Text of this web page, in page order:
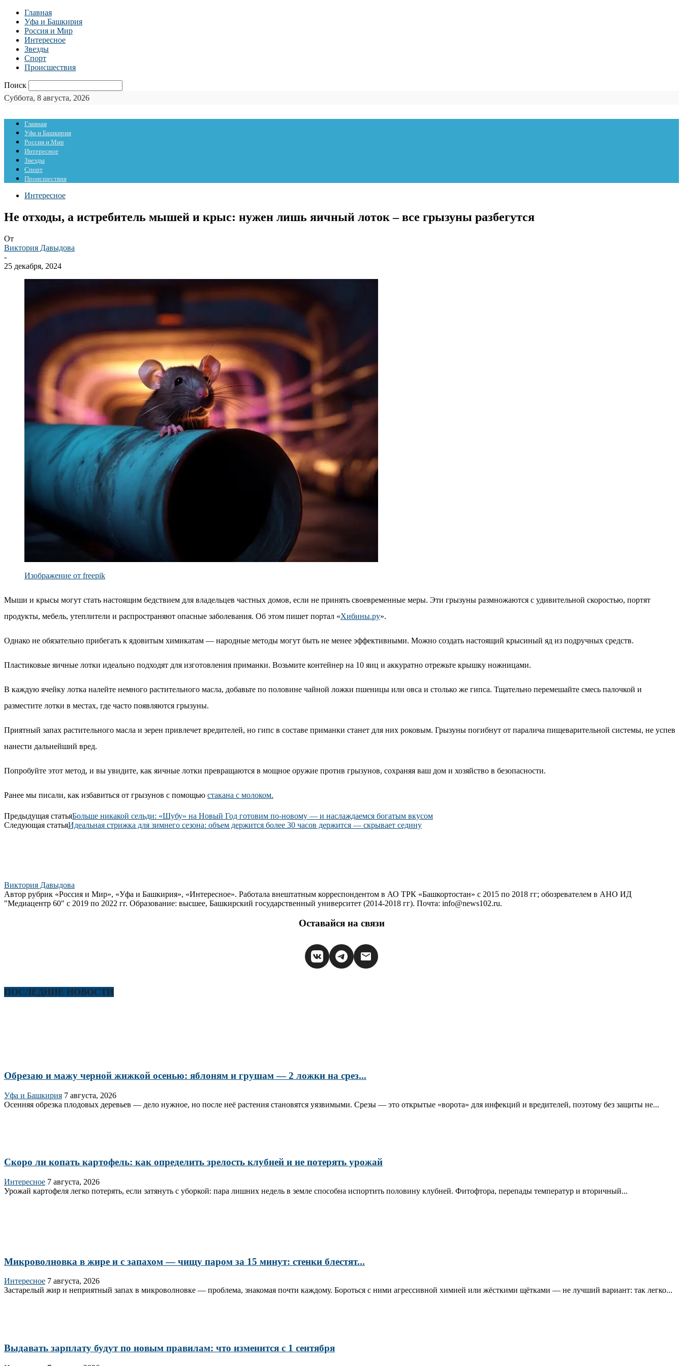
Главная
Уфа и Башкирия
Россия и Мир
Интересное
Звезды
Спорт
Происшествия
Поиск
Суббота, 8 августа, 2026
Главная
Уфа и Башкирия
Россия и Мир
Интересное
Звезды
Спорт
Происшествия
Интересное
Не отходы, а истребитель мышей и крыс: нужен лишь яичный лоток – все грызуны разбегутся
От
Виктория Давыдова
-
25 декабря, 2024
Изображение от freepik
Мыши и крысы могут стать настоящим бедствием для владельцев частных домов, если не принять своевременные меры. Эти грызуны размножаются с удивительной скоростью, портят
продукты, мебель, утеплители и распространяют опасные заболевания. Об этом пишет портал «Хибины.ру».
Однако не обязательно прибегать к ядовитым химикатам — народные методы могут быть не менее эффективными. Можно создать настоящий крысиный яд из подручных средств.
Пластиковые яичные лотки идеально подходят для изготовления приманки. Возьмите контейнер на 10 яиц и аккуратно отрежьте крышку ножницами.
В каждую ячейку лотка налейте немного растительного масла, добавьте по половине чайной ложки пшеницы или овса и столько же гипса. Тщательно перемешайте смесь палочкой и
разместите лотки в местах, где часто появляются грызуны.
Приятный запах растительного масла и зерен привлечет вредителей, но гипс в составе приманки станет для них роковым. Грызуны погибнут от паралича пищеварительной системы, не успев
нанести дальнейший вред.
Попробуйте этот метод, и вы увидите, как яичные лотки превращаются в мощное оружие против грызунов, сохраняя ваш дом и хозяйство в безопасности.
Ранее мы писали, как избавиться от грызунов с помощью стакана с молоком.
Предыдущая статьяБольше никакой сельди: «Шубу» на Новый Год готовим по-новому — и наслаждаемся богатым вкусом
Следующая статьяИдеальная стрижка для зимнего сезона: объем держится более 30 часов держится — скрывает седину
Виктория Давыдова
Автор рубрик «Россия и Мир», «Уфа и Башкирия», «Интересное». Работала внештатным корреспондентом в АО ТРК «Башкортостан» с 2015 по 2018 гг; обозревателем в АНО ИД
"Медиацентр 60" с 2019 по 2022 гг. Образование: высшее, Башкирский государственный университет (2014-2018 гг). Почта: info@news102.ru.
Оставайся на связи
ПОСЛЕДНИЕ НОВОСТИ
Обрезаю и мажу черной жижкой осенью: яблоням и грушам — 2 ложки на срез...
Уфа и Башкирия 7 августа, 2026
Осенняя обрезка плодовых деревьев — дело нужное, но после неё растения становятся уязвимыми. Срезы — это открытые «ворота» для инфекций и вредителей, поэтому без защиты не...
Скоро ли копать картофель: как определить зрелость клубней и не потерять урожай
Интересное 7 августа, 2026
Урожай картофеля легко потерять, если затянуть с уборкой: пара лишних недель в земле способна испортить половину клубней. Фитофтора, перепады температур и вторичный...
Микроволновка в жире и с запахом — чищу паром за 15 минут: стенки блестят...
Интересное 7 августа, 2026
Застарелый жир и неприятный запах в микроволновке — проблема, знакомая почти каждому. Бороться с ними агрессивной химией или жёсткими щётками — не лучший вариант: так легко...
Выдавать зарплату будут по новым правилам: что изменится с 1 сентября